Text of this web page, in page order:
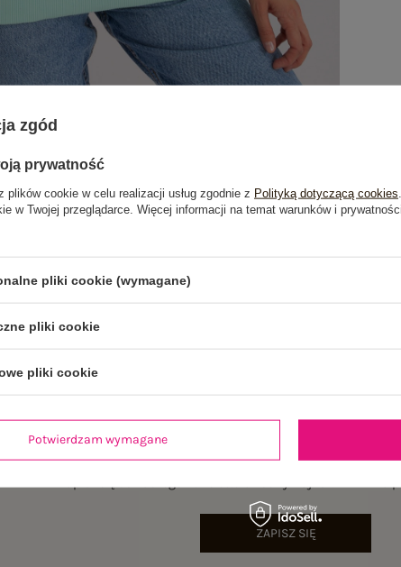
i reklamacje Opinie o produkcie(0)
ZAPISZ SIĘ
zgód
prywatność
plików cookie w celu realizacji usług zgodnie z Polityką dotyczącą cookies
w Twojej przeglądarce. Więcej informacji na temat warunków i
pliki cookie (wymagane)
pliki cookie
pliki cookie
Potwierdzam wymagane